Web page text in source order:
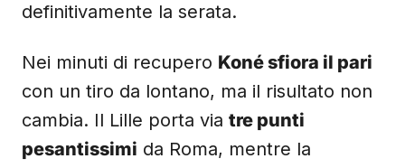
definitivamente la serata.
Nei minuti di recupero Koné sfiora il pari
con un tiro da lontano, ma il risultato non
cambia. Il Lille porta via tre punti
pesantissimi da Roma, mentre la